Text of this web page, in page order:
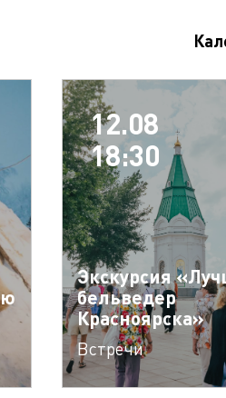
12.08
18:30
Экскурсия
бельведер
Красноярска»
Встречи